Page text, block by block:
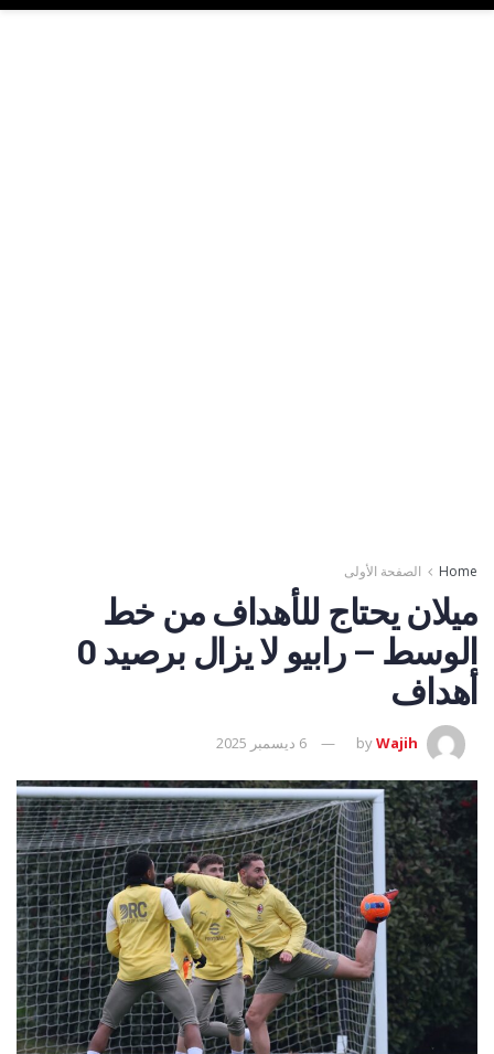
Home الصفحة الأولى
ميلان يحتاج للأهداف من خط
الوسط – رابيو لا يزال برصيد 0
أهداف
byWajih 6 ديسمبر 2025